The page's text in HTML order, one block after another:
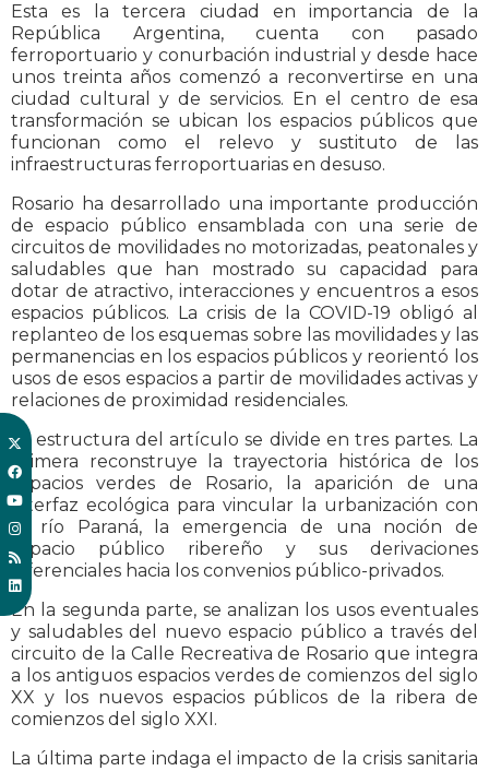
Esta es la tercera ciudad en importancia de la
República Argentina, cuenta con pasado
ferroportuario y conurbación industrial y desde hace
unos treinta años comenzó a reconvertirse en una
ciudad cultural y de servicios. En el centro de esa
transformación se ubican los espacios públicos que
funcionan como el relevo y sustituto de las
infraestructuras ferroportuarias en desuso.
Rosario ha desarrollado una importante producción
de espacio público ensamblada con una serie de
circuitos de movilidades no motorizadas, peatonales y
saludables que han mostrado su capacidad para
dotar de atractivo, interacciones y encuentros a esos
espacios públicos. La crisis de la COVID-19 obligó al
replanteo de los esquemas sobre las movilidades y las
permanencias en los espacios públicos y reorientó los
usos de esos espacios a partir de movilidades activas y
relaciones de proximidad residenciales.
La estructura del artículo se divide en tres partes. La
primera reconstruye la trayectoria histórica de los
espacios verdes de Rosario, la aparición de una
interfaz ecológica para vincular la urbanización con
el río Paraná, la emergencia de una noción de
espacio público ribereño y sus derivaciones
diferenciales hacia los convenios público-privados.
En la segunda parte, se analizan los usos eventuales
y saludables del nuevo espacio público a través del
circuito de la Calle Recreativa de Rosario que integra
a los antiguos espacios verdes de comienzos del siglo
XX y los nuevos espacios públicos de la ribera de
comienzos del siglo XXI.
La última parte indaga el impacto de la crisis sanitaria